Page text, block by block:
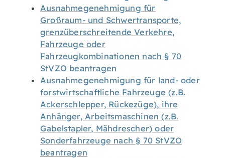
Ausnahmegenehmigung für
Großraum- und Schwertransporte,
grenzüberschreitende Verkehre,
Fahrzeuge oder
Fahrzeugkombinationen nach § 70
StVZO beantragen
Ausnahmegenehmigung für land- oder
forstwirtschaftliche Fahrzeuge (z.B.
Ackerschlepper, Rückezüge), ihre
Anhänger, Arbeitsmaschinen (z.B.
Gabelstapler, Mähdrescher) oder
Sonderfahrzeuge nach § 70 StVZO
beantragen